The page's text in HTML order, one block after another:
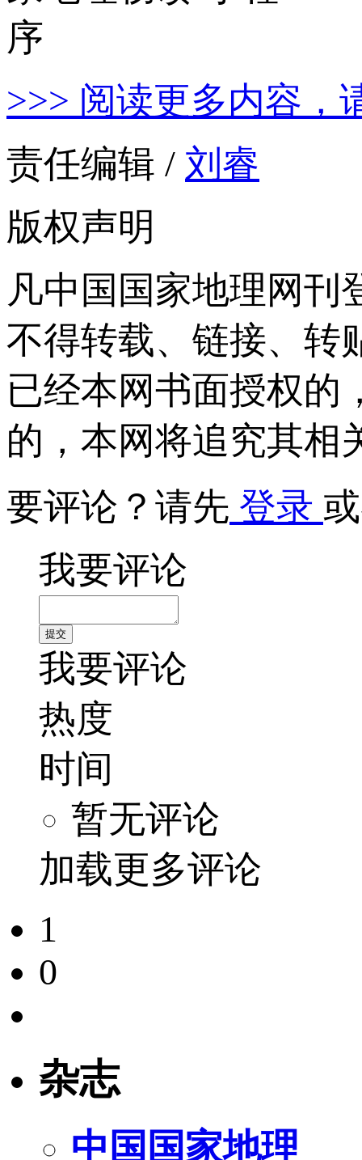
>>> 阅读更多内容，
责任编辑 / 刘睿
版权声明
凡中国国家地理网刊
不得转载、链接、转
已经本网书面授权的
的，本网将追究其相
要评论？请先 登录
我要评论
我要评论
热度
时间
暂无评论
加载更多评论
1
0
杂志
中国国家地理